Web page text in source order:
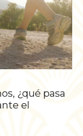
¿qué pasa
el